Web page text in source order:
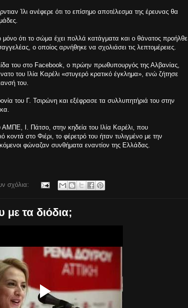
Ίλι ανέφερε ότι το επίσημο αποτέλεσμα της έρευνας θα
ότι το σώμα έχει πολλά κατάγματα και ο θάνατος προήλθε
ο οποίος αρνήθηκε να σχολιάσει τις λεπτομέρειες.
του στο Facebook, ο πρώην πρωθυπουργός της Αλβανίας,
του Ιλία Καρέλι «στυγερό κρατικό έγκλημα», ενώ ζήτησε
του.
του Γ. Τσιρώνη και εξέφρασε τα συλλυπητήριά του στην
ΑΜΠΕ, Ι. Πάτσο, στην κηδεία του Ιλία Καρέλι, που
στο Φιέρι, το φέρετρό του ήταν τυλιγμένο με την
φώναζαν συνθήματα εναντίον της Ελλάδας.
σχόλια:
με τα διόδια;